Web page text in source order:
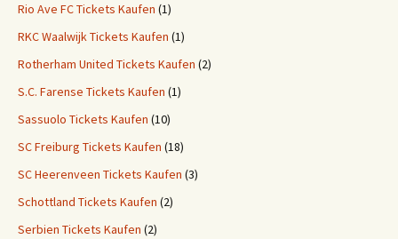
Rio Ave FC Tickets Kaufen (1)
RKC Waalwijk Tickets Kaufen (1)
Rotherham United Tickets Kaufen (2)
S.C. Farense Tickets Kaufen (1)
Sassuolo Tickets Kaufen (10)
SC Freiburg Tickets Kaufen (18)
SC Heerenveen Tickets Kaufen (3)
Schottland Tickets Kaufen (2)
Serbien Tickets Kaufen (2)